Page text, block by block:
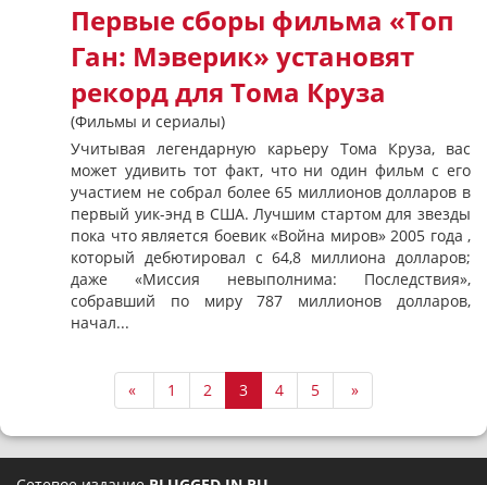
Первые сборы фильма «Топ
Ган: Мэверик» установят
рекорд для Тома Круза
(Фильмы и сериалы)
Учитывая легендарную карьеру Тома Круза, вас
может удивить тот факт, что ни один фильм с его
участием не собрал более 65 миллионов долларов в
первый уик-энд в США. Лучшим стартом для звезды
пока что является боевик «Война миров» 2005 года ,
который дебютировал с 64,8 миллиона долларов;
даже «Миссия невыполнима: Последствия»,
собравший по миру 787 миллионов долларов,
начал...
« 1 2 3 4 5 »